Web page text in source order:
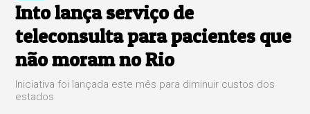
Into lança serviço de
teleconsulta para pacientes que
não moram no Rio
Iniciativa foi lançada este mês para diminuir custos dos
estados